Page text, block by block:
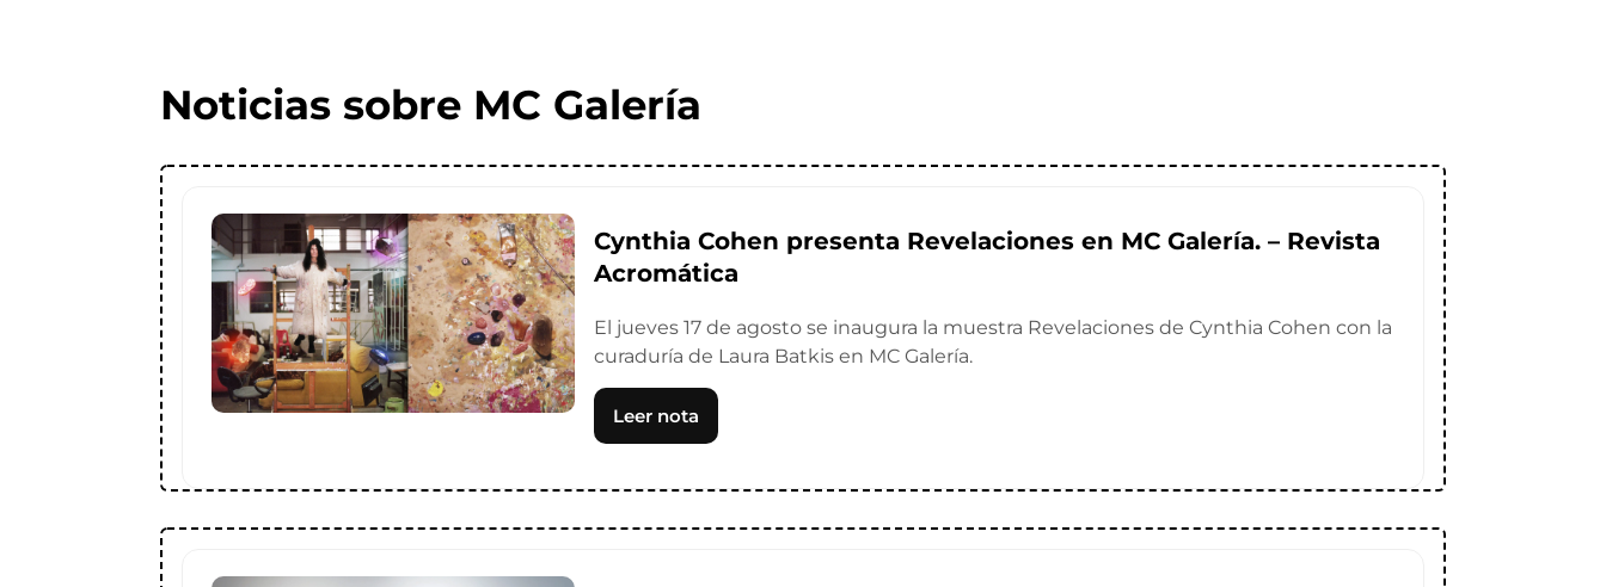
Noticias sobre MC Galería
Cynthia Cohen presenta Revelaciones en MC Galería. – Revista
Acromática
El jueves 17 de agosto se inaugura la muestra Revelaciones de Cynthia Cohen con la
curaduría de Laura Batkis en MC Galería.
Leer nota